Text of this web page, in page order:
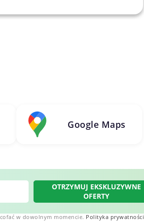
Google Maps
OTRZYMUJ EKSKLUZYWNE
OFERTY
w dowolnym momencie. Polityka prywatności